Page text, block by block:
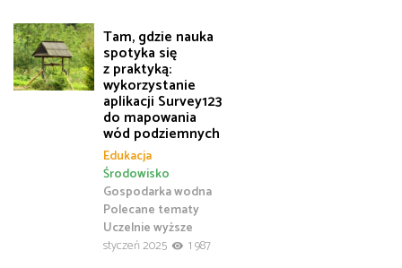
Tam, gdzie nauka
spotyka się
z praktyką:
wykorzystanie
aplikacji Survey123
do mapowania
wód podziemnych
Edukacja
Gospodarka wodna
Polecane tematy
Środowisko
Uczelnie wyższe
styczeń 2025
1 987